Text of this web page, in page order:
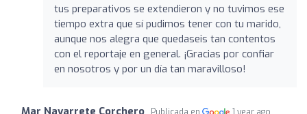
tus preparativos se extendieron y no tuvimos ese
tiempo extra que sí pudimos tener con tu marido,
aunque nos alegra que quedaseis tan contentos
con el reportaje en general. ¡Gracias por confiar
en nosotros y por un día tan maravilloso!
Mar Navarrete Corchero Publicada en 1 year ago